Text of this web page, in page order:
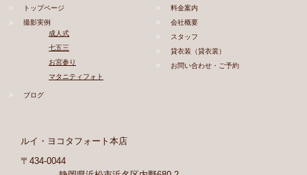
トップページ
撮影実例
成人式
七五三
お宮参り
マタニティフォト
ブログ
料金案内
会社概要
スタッフ
貸衣装（貸衣裳）
お問い合わせ・ご予約
ルイ・ヨコタフォート本店
〒434-0044